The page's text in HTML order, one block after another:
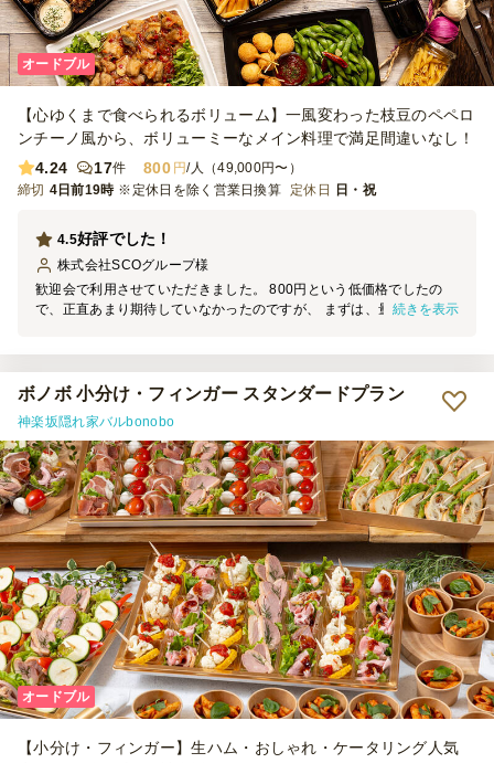
オードブル
【心ゆくまで食べられるボリューム】一風変わった枝豆のペペロ
ンチーノ風から、ボリューミーなメイン料理で満足間違いなし！
4.24
17件 800 円/人（49,000円〜）
締切 4日前19時 ※定休日を除く営業日換算 定休日 日・祝
好評でした！
4.5
株式会社SCOグループ様
歓迎会で利用させていただきました。 800円という低価格でしたの
で、正直あまり期待していなかったのですが、 まずは、量にびっく
続きを表示
ボノボ 小分け・フィンガー スタンダードプラン
神楽坂隠れ家バルbonobo
オードブル
【小分け・フィンガー】生ハム・おしゃれ・ケータリング人気